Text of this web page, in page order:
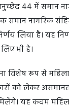
44 में समान
समान नागरिक
लिया है। यह
भी है।
विशेष रूप से
को लेकर
यह कदम